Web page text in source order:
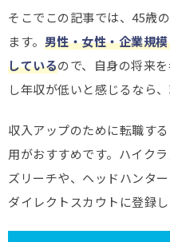
そこでこの記事では、45歳
ます。 男性・女性・企業規
しているので、自身の将来
し年収が低いと感じるなら
収入アップのために転職す
用がおすすめです。ハイク
ズリーチや、ヘッドハンタ
ダイレクトスカウトに登録し